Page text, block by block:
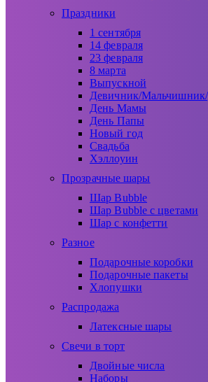
Праздники
1 сентября
14 февраля
23 февраля
8 марта
Выпускной
Девичник/
День Мамы
День Папы
Новый год
Свадьба
Хэллоуин
Прозрачные шары
Шар Bubble
Шар Bubble с цветами
Шар с конфетти
Разное
Подарочные коробки
Подарочные пакеты
Хлопушки
Распродажа
Латексные шары
Свечи в торт
Двойные числа
Наборы